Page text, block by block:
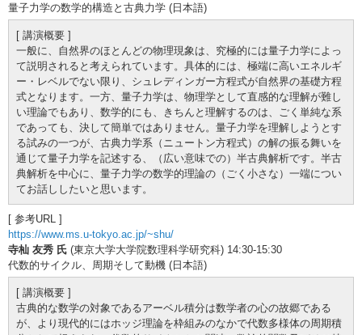
量子力学の数学的構造と古典力学 (日本語)
[ 講演概要 ]
一般に、自然界のほとんどの物理現象は、究極的には量子力学によっ
て説明されると考えられています。具体的には、極端に高いエネルギ
ー・レベルでない限り、シュレディンガー方程式が自然界の基礎方程
式となります。一方、量子力学は、物理学として直感的な理解が難し
い理論でもあり、数学的にも、きちんと理解するのは、ごく単純な系
であっても、決して簡単ではありません。量子力学を理解しようとす
る試みの一つが、古典力学系（ニュートン方程式）の解の振る舞いを
通じて量子力学を記述する、（広い意味での）半古典解析です。半古
典解析を中心に、量子力学の数学的理論の（ごく小さな）一端につい
てお話ししたいと思います。
[ 参考URL ]
https://www.ms.u-tokyo.ac.jp/~shu/
寺杣 友秀 氏 (東京大学大学院数理科学研究科) 14:30-15:30
代数的サイクル、周期そして動機 (日本語)
[ 講演概要 ]
古典的な数学の対象であるアーベル積分は数学者の心の故郷である
が、より現代的にはホッジ理論を枠組みのなかで代数多様体の周期積